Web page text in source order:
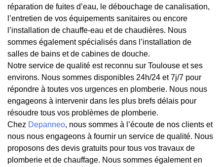
réparation de fuites d’eau, le débouchage de canalisation,
l’entretien de vos équipements sanitaires ou encore
l’installation de chauffe-eau et de chaudières. Nous
sommes également spécialisés dans l’installation de
salles de bains et de cabines de douche.
Notre service de qualité est reconnu sur Toulouse et ses
environs. Nous sommes disponibles 24h/24 et 7j/7 pour
répondre à toutes vos urgences en plomberie. Nous nous
engageons à intervenir dans les plus brefs délais pour
résoudre tous vos problèmes de plomberie.
Chez Depanneo, nous sommes à l’écoute de nos clients et
nous nous engageons à fournir un service de qualité. Nous
proposons des devis gratuits pour tous vos travaux de
plomberie et de chauffage. Nous sommes également en